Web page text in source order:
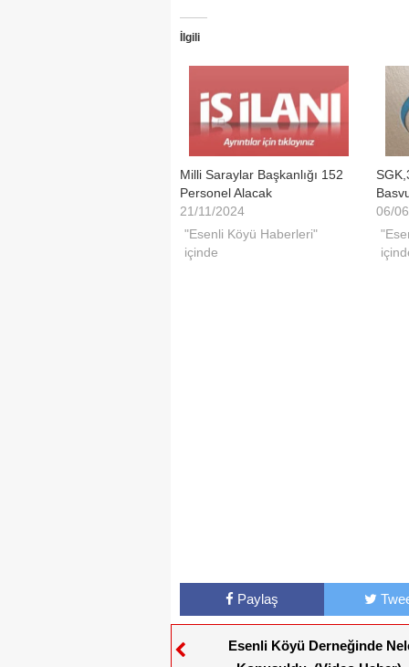
İlgili
Milli Saraylar Başkanlığı 152
Personel Alacak
21/11/2024
"Esenli Köyü Haberleri"
içinde
06/
Paylaş
Esenli Köyü Derneğinde